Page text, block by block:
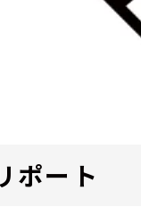
ポート